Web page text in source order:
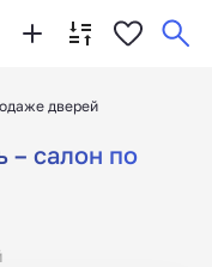
дверей
– салон по